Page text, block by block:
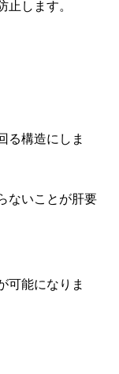
します。
る構造にしま
ないことが肝要
可能になりま